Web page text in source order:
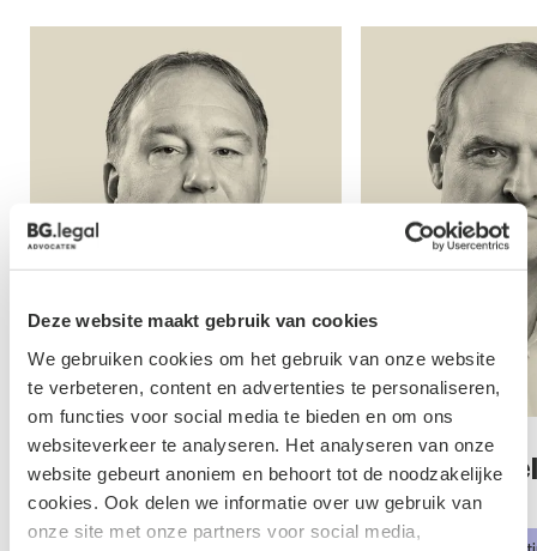
Deze website maakt gebruik van cookies
We gebruiken cookies om het gebruik van onze website
te verbeteren, content en advertenties te personaliseren,
om functies voor social media te bieden en om ons
websiteverkeer te analyseren. Het analyseren van onze
website gebeurt anoniem en behoort tot de noodzakelijke
cookies. Ook delen we informatie over uw gebruik van
onze site met onze partners voor social media,
Schalken Marc Heuvelmans
Advocaat